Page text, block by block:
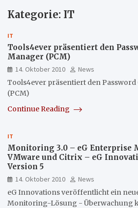
Kategorie: IT
IT
Tools4ever präsentiert den
Manager (PCM)
14. Oktober 2010
News
Tools4ever präsentiert den
(PCM)
Continue Reading
IT
Monitoring 3.0 – eG Enterprise
VMware und Citrix – eG
Version 5
14. Oktober 2010
News
eG Innovations veröffentlicht ein
Monitoring-Lösung - Überwachung